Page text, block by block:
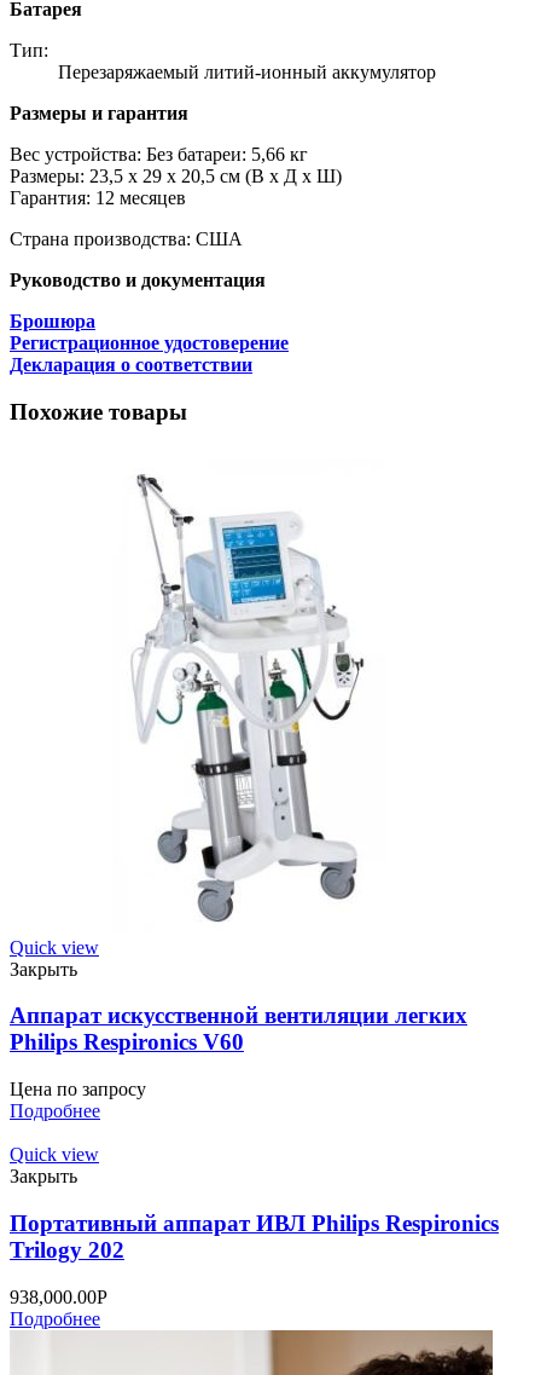
Батарея
Тип:
Перезаряжаемый литий-ионный аккумулятор
Размеры и гарантия
Вес устройства: Без батареи: 5,66 кг
Размеры: 23,5 х 29 х 20,5 см (В х Д х Ш)
Гарантия: 12 месяцев
Страна производства: США
Руководство и документация
Брошюра
Регистрационное удостоверение
Декларация о соответствии
Похожие товары
Quick view
Закрыть
Аппарат искусственной вентиляции легких
Philips Respironics V60
Цена по запросу
Подробнее
Quick view
Закрыть
Портативный аппарат ИВЛ Philips Respironics
Trilogy 202
938,000.00Р
Подробнее